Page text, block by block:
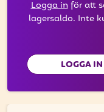
Logga inför att
lagersaldo. Inte
LOGGA IN